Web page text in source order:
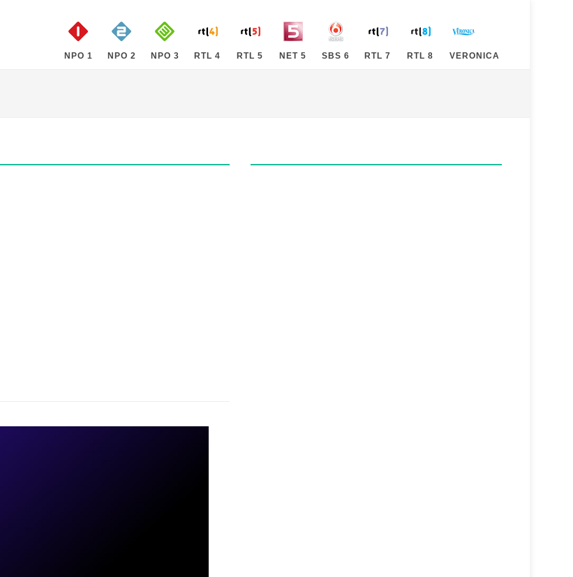
NPO 1 NPO 2 NPO 3 RTL 4 RTL 5 NET 5 SBS 6 RTL 7 RTL 8 VERONICA